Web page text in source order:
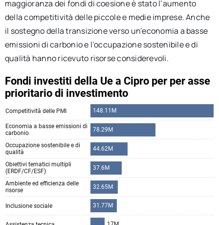
maggioranza dei fondi di coesione è stato l’aumento
della competitività delle piccole e medie imprese. Anche
il sostegno della transizione verso un’economia a basse
emissioni di carbonio e l’occupazione sostenibile e di
qualità hanno ricevuto risorse considerevoli.